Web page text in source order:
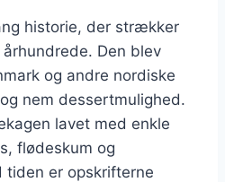
historie, der strækker
Den blev
og andre nordiske
nem dessertmulighed.
lavet med enkle
flødeskum og
tiden er opskrifterne